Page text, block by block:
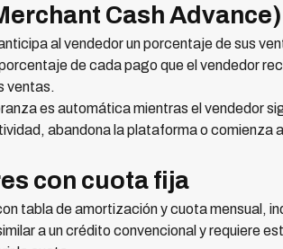
Cash Advance)
al vendedor un porcentaje de sus
de cada pago que el vendedor
ventas.
es automática mientras el vendedor
abandona la plataforma o comienza
con cuota fija
tabla de amortización y cuota mensual,
a un crédito convencional y requiere